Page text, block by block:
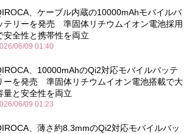
、ケーブル内蔵の10000mAhモバイルバ
テリーを発売 準固体リチウムイオン電池採用
安全性と携帯性を両立
06/09 01:40
、10000mAhのQi2対応モバイルバッテ
ーを発売 準固体リチウムイオン電池搭載で大
量と安全性を両立
06/09 01:23
、薄さ約8.3mmのQi2対応モバイルバッ